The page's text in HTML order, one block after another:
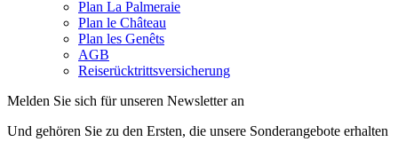
Plan La Palmeraie
Plan le Château
Plan les Genêts
AGB
Reiserücktrittsversicherung
Melden Sie sich für unseren Newsletter an
Und gehören Sie zu den Ersten, die unsere Sonderangebote erhalten